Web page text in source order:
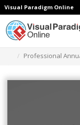
Visual Paradigm Online
Professional